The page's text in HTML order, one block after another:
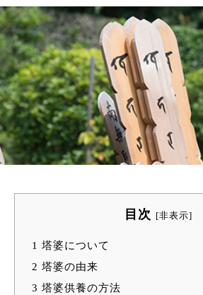
目次 [非表示]
1 塔婆について
2 塔婆の由来
3 塔婆供養の方法